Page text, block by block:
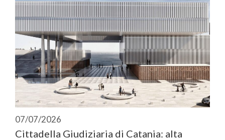
07/07/2026
Cittadella Giudiziaria di Catania: alta